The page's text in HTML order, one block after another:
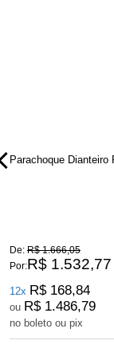
Parachoque Dianteiro
De: R$ 1.666,05
Por:R$ 1.532,77
12x R$ 168,84
ou R$ 1.486,79
no boleto ou pix